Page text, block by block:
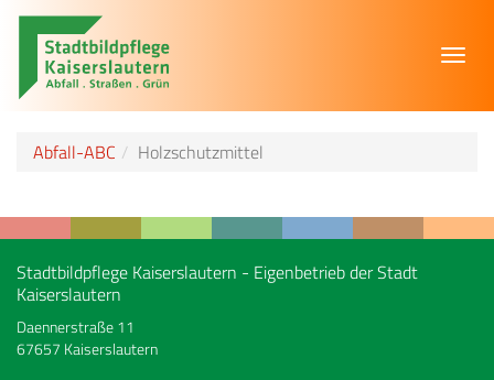
Abfall-ABC Holzschutzmittel
Stadtbildpflege Kaiserslautern - Eigenbetrieb der Stadt
Kaiserslautern
Daennerstraße 11
67657 Kaiserslautern